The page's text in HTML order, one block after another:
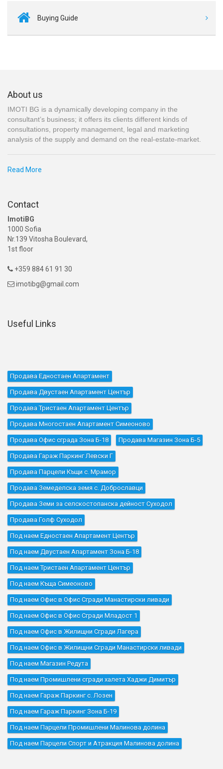
Buying Guide
About us
IMOTI BG is a dynamically developing company in the
consultant’s business; it offers its clients different kinds of
consultations, property management, legal and marketing
analysis of the supply and demand on the real-estate-market.
Read More
Contact
ImotiBG
1000 Sofia
Nr.139 Vitosha Boulevard,
1st floor
 +359 884 61 91 30
 imotibg@gmail.com
Useful Links
Продава Едностаен Апартамент
Продава Двустаен Апартамент Център
Продава Тристаен Апартамент Център
Продава Многостаен Апартамент Симеоново
Продава Офис сграда Зона Б-18 Продава Магазин Зона Б-5
Продава Гараж Паркинг Левски Г
Продава Парцели Къщи с. Мрамор
Продава Земеделска земя с. Доброславци
Продава Земи за селскостопанска дейност Суходол
Продава Голф Суходол
Под наем Едностаен Апартамент Център
Под наем Двустаен Апартамент Зона Б-18
Под наем Тристаен Апартамент Център
Под наем Къщa Симеоново
Под наем Офис в Офис Сгради Манастирски ливади
Под наем Офис в Офис Сгради Младост 1
Под наем Офис в Жилищни Сгради Лагера
Под наем Офис в Жилищни Сгради Манастирски ливади
Под наем Магазин Редута
Под наем Промишлени сгради халета Хаджи Димитър
Под наем Гараж Паркинг с. Лозен
Под наем Гараж Паркинг Зона Б-19
Под наем Парцели Промишлени Малинова долина
Под наем Парцели Спорт и Атракция Малинова долина